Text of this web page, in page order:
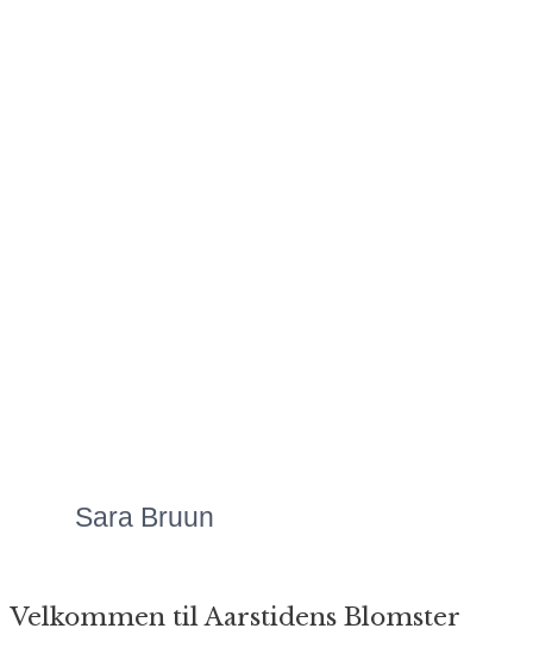
Sara Bruun
Velkommen til Aarstidens Blomster